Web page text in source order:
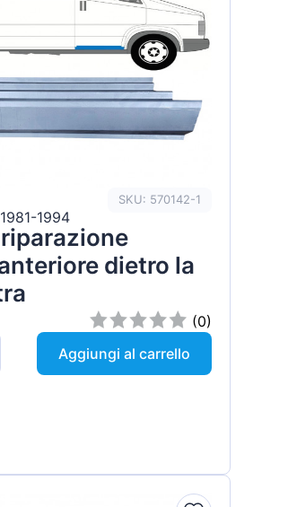
SKU: 570142-1
1994
dietro la
(0)
Aggiungi al carrello